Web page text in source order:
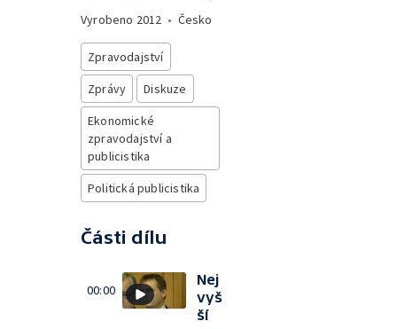
Vyrobeno 2012 • Česko
Zpravodajství
Zprávy
Diskuze
Ekonomické
zpravodajství a
publicistika
Politická publicistika
Části dílu
00:00
Nej
vyš
ší